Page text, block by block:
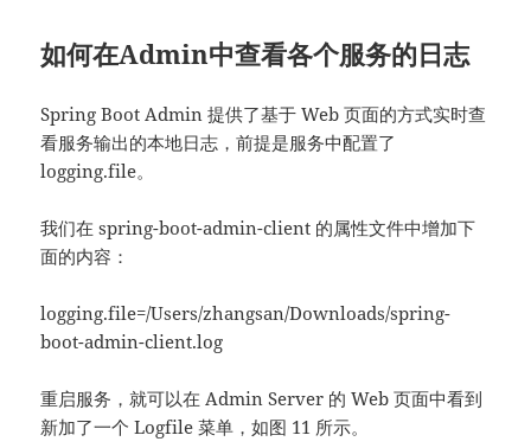
如何在Admin中查看各个服务的日志
Spring Boot Admin 提供了基于 Web 页面的方式实时查
看服务输出的本地日志，前提是服务中配置了
logging.file。
我们在 spring-boot-admin-client 的属性文件中增加下
面的内容：
logging.file=/Users/zhangsan/Downloads/spring-
boot-admin-client.log
重启服务，就可以在 Admin Server 的 Web 页面中看到
新加了一个 Logfile 菜单，如图 11 所示。